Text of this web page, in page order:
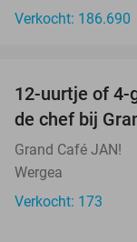
Verkocht: 186.690
12-uurtje of 4-
de chef bij
Grand Café JAN!
Wergea
Verkocht: 173